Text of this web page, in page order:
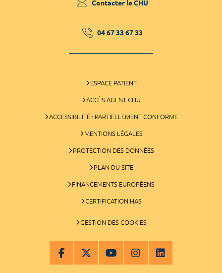
Contacter le CHU
04 67 33 67 33
ESPACE PATIENT
ACCÈS AGENT CHU
ACCESSIBILITÉ : PARTIELLEMENT CONFORME
MENTIONS LÉGALES
PROTECTION DES DONNÉES
PLAN DU SITE
FINANCEMENTS EUROPÉENS
CERTIFICATION HAS
GESTION DES COOKIES